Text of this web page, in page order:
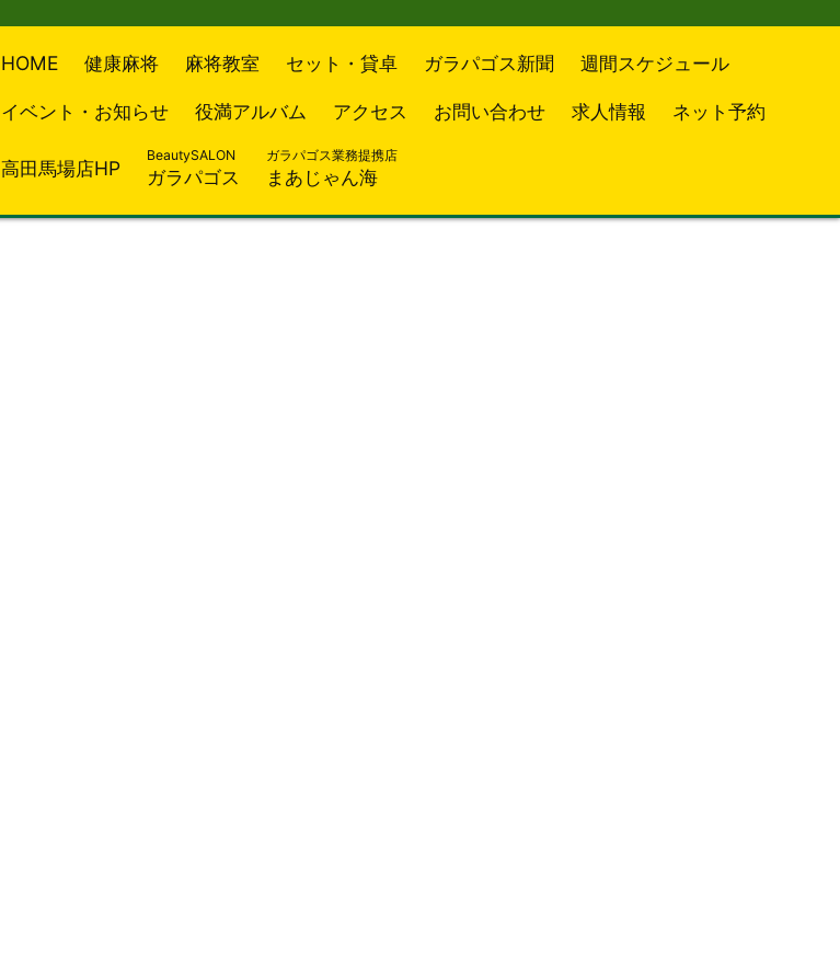
HOME 健康麻将 麻将教室 セット・貸卓 ガラパゴス新聞 週間スケジュール
イベント・お知らせ 役満アルバム アクセス お問い合わせ 求人情報 ネット予約
高田馬場店HP
BeautySALON
ガラパゴス
ガラパゴス業務提携店
まあじゃん海